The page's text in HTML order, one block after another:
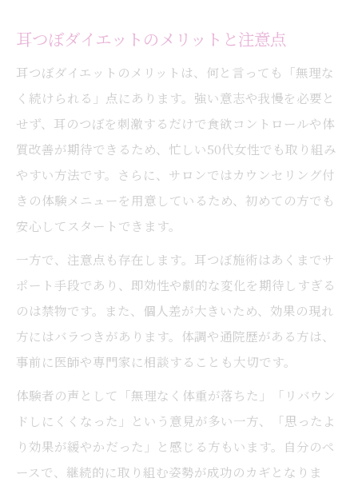
耳つぼダイエットのメリットと注意点
耳つぼダイエットのメリットは、何と言っても「無理な
く続けられる」点にあります。強い意志や我慢を必要と
せず、耳のつぼを刺激するだけで食欲コントロールや体
質改善が期待できるため、忙しい50代女性でも取り組み
やすい方法です。さらに、サロンではカウンセリング付
きの体験メニューを用意しているため、初めての方でも
安心してスタートできます。
一方で、注意点も存在します。耳つぼ施術はあくまでサ
ポート手段であり、即効性や劇的な変化を期待しすぎる
のは禁物です。また、個人差が大きいため、効果の現れ
方にはバラつきがあります。体調や通院歴がある方は、
事前に医師や専門家に相談することも大切です。
体験者の声として「無理なく体重が落ちた」「リバウン
ドしにくくなった」という意見が多い一方、「思ったよ
り効果が緩やかだった」と感じる方もいます。自分のペ
ースで、継続的に取り組む姿勢が成功のカギとなりま